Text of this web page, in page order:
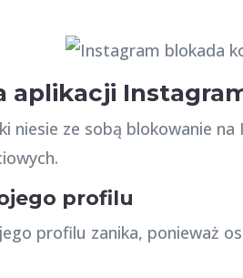
aplikacji
niesie ze sobą blokowanie
profilu
profilu zanika, ponieważ